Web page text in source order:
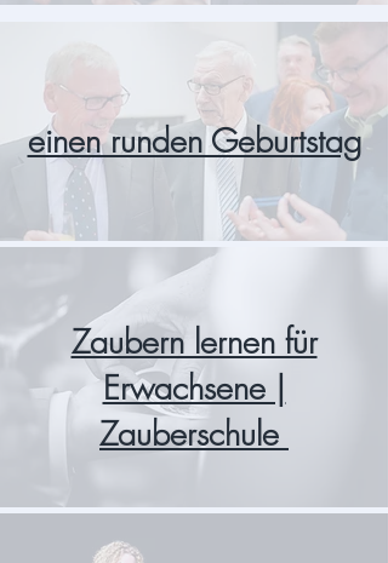
einen runden Geburtstag
Zaubern lernen für
Erwachsene |
Zauberschule